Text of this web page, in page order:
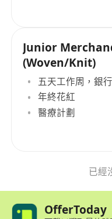
Junior
(Woven/Knit)
五天工作周，銀
年終花紅
醫療計劃
已經
OfferToday